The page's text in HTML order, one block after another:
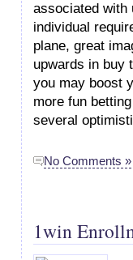
associated with
individual
plane, great
upwards in buy
you may boost
more fun
several
No Comments »
1win